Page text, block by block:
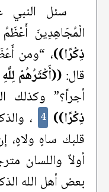
سئل النبي
الْمُجَاهِدِينَ
ذِكْرًا))، “ومن
قال: ((أَكْثَرُهُمْ
أجراً؟” وكذلك
ذِكْرًا)) 4 ،
قلبك ساهٍ ولاهٍ،
أولاً واللسان
بعض أهل الله